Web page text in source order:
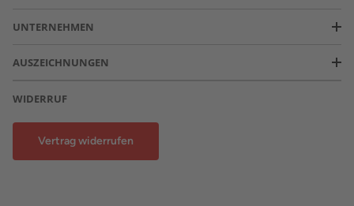
UNTERNEHMEN
AUSZEICHNUNGEN
WIDERRUF
Vertrag widerrufen